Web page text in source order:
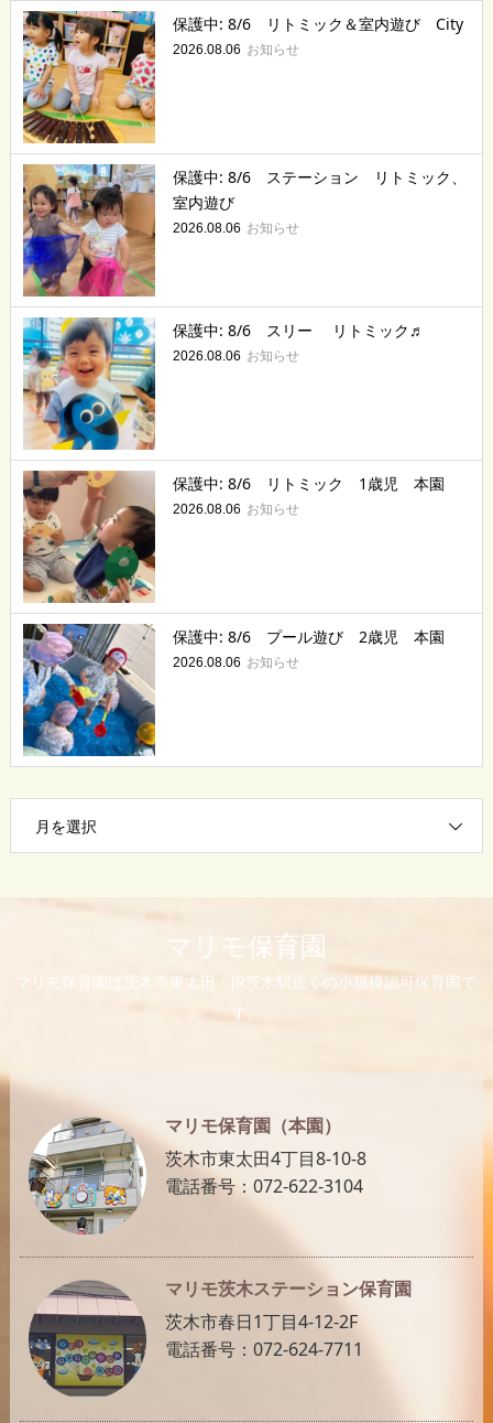
保護中: 8/6 リトミック＆室内遊び City
2026.08.06 お知らせ
保護中: 8/6 ステーション リトミック、
室内遊び
2026.08.06 お知らせ
保護中: 8/6 スリー リトミック♬
2026.08.06 お知らせ
保護中: 8/6 リトミック 1歳児 本園
2026.08.06 お知らせ
保護中: 8/6 プール遊び 2歳児 本園
2026.08.06 お知らせ
月を選択
マリモ保育園
マリモ保育園は茨木市東太田・JR茨木駅近くの小規模認可保育園で
す。
マリモ保育園（本園）
茨木市東太田4丁目8-10-8
電話番号：072-622-3104
マリモ茨木ステーション保育園
茨木市春日1丁目4-12-2F
電話番号：072-624-7711